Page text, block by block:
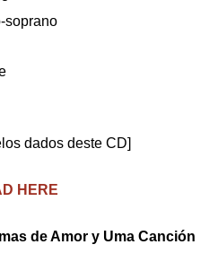
soprano
dados deste CD]
HERE
de Amor y Uma Canción